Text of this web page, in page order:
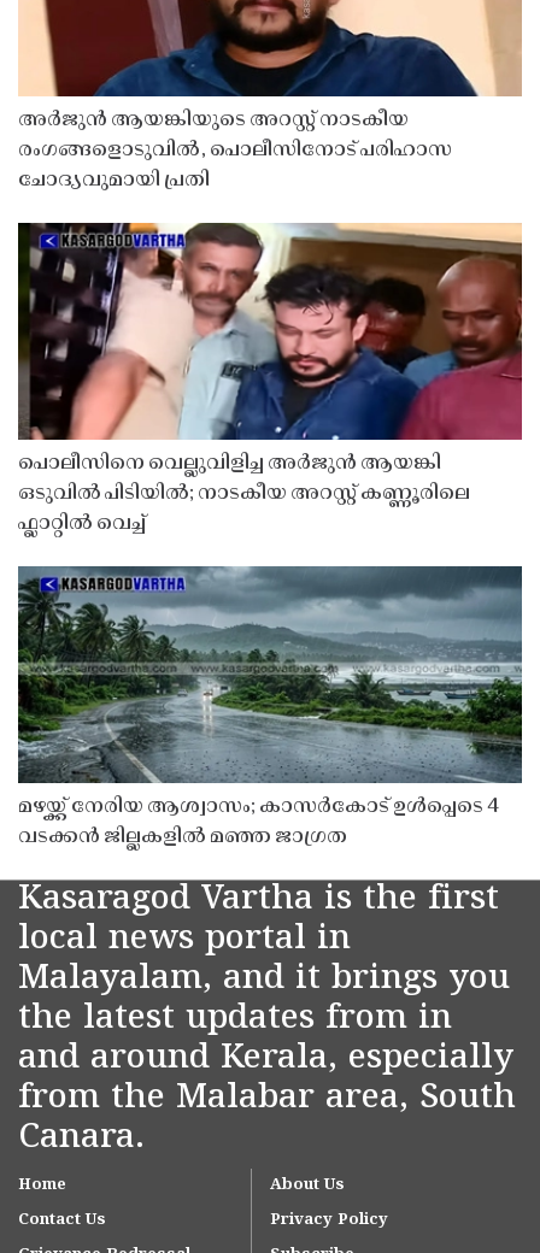
അർജുൻ ആയങ്കിയുടെ അറസ്റ്റ് നാടകീയ
രംഗങ്ങളൊടുവിൽ, പൊലീസിനോട് പരിഹാസ
ചോദ്യവുമായി പ്രതി
പൊലീസിനെ വെല്ലുവിളിച്ച അർജുൻ ആയങ്കി
ഒടുവിൽ പിടിയിൽ; നാടകീയ അറസ്റ്റ് കണ്ണൂരിലെ
ഫ്ലാറ്റിൽ വെച്ച്
മഴയ്ക്ക് നേരിയ ആശ്വാസം; കാസർകോട് ഉൾപ്പെടെ 4
വടക്കൻ ജില്ലകളിൽ മഞ്ഞ ജാഗ്രത
Kasaragod Vartha is the first
local news portal in
Malayalam, and it brings you
the latest updates from in
and around Kerala, especially
from the Malabar area, South
Canara.
Home
About Us
Contact Us
Privacy Policy